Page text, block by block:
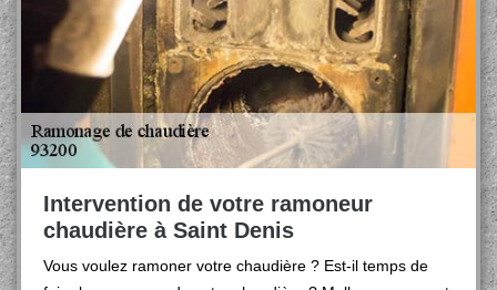
Intervention de votre ramoneur
chaudière à Saint Denis
Vous voulez ramoner votre chaudière ? Est-il temps de